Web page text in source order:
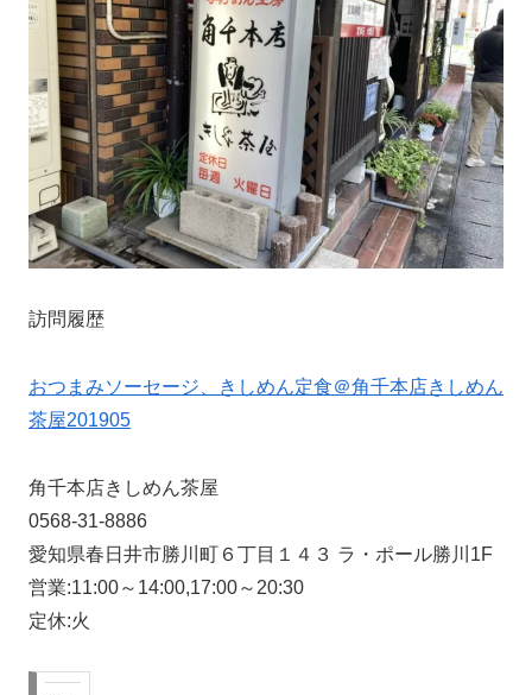
訪問履歴
おつまみソーセージ、きしめん定食＠角千本店きしめん
茶屋201905
角千本店きしめん茶屋
0568-31-8886
愛知県春日井市勝川町６丁目１４３ ラ・ポール勝川1F
営業:11:00～14:00,17:00～20:30
定休:火